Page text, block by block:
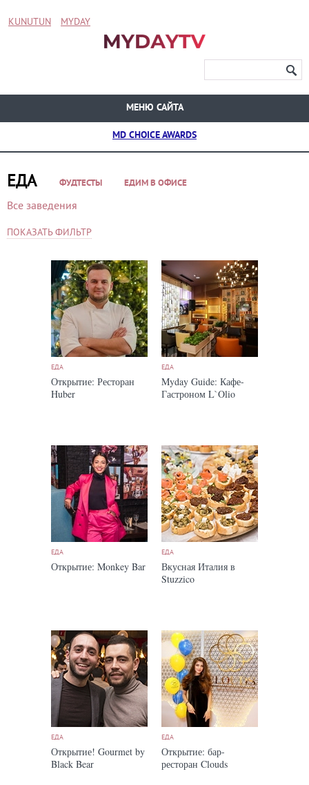
KUNUTUN MYDAY
МЕНЮ САЙТА
MD CHOICE AWARDS
ЕДА ФУДТЕСТЫ ЕДИМ В ОФИСЕ
Все заведения
ПОКАЗАТЬ ФИЛЬТР
ЕДА
Открытие: Ресторан
Huber
ЕДА
Myday Guide: Кафе-
Гастроном L`Olio
ЕДА
Открытие: Monkey Bar
ЕДА
Вкусная Италия в
Stuzzico
ЕДА
Открытие! Gourmet by
Black Bear
ЕДА
Открытие: бар-
ресторан Clouds